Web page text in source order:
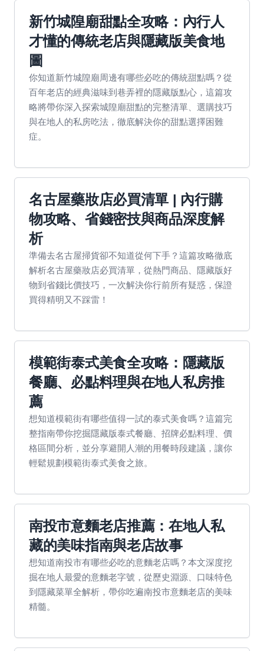
新竹城隍廟甜點全攻略：內行人
才懂的傳統老店與隱藏版美食地
圖
你知道新竹城隍廟周邊有哪些必吃的傳統甜點嗎？從
百年老店的經典滋味到巷弄裡的隱藏版點心，這篇攻
略將帶你深入探索城隍廟甜點的完整清單、選購技巧
與在地人的私房吃法，徹底解決你的甜點選擇困難
症。
名古屋藥妝店必買清單 | 內行購
物攻略、省錢密技與商品深度解
析
準備去名古屋掃貨卻不知道從何下手？這篇攻略徹底
解析名古屋藥妝店必買清單，從熱門商品、隱藏版好
物到省錢比價技巧，一次解決你行前所有疑惑，保證
買得精明又不踩雷！
模範街泰式美食全攻略：隱藏版
餐廳、必點料理與在地人私房推
薦
想知道模範街有哪些值得一試的泰式美食嗎？這篇完
整指南帶你挖掘隱藏版泰式餐廳、招牌必點料理、價
格區間分析，並分享避開人潮的用餐時段建議，讓你
輕鬆規劃模範街泰式美食之旅。
南投市意麵老店推薦：在地人私
藏的美味指南與老店故事
想知道南投市有哪些必吃的意麵老店嗎？本文深度挖
掘在地人最愛的意麵老字號，從歷史淵源、口味特色
到隱藏菜單全解析，帶你吃遍南投市意麵老店的美味
精髓。